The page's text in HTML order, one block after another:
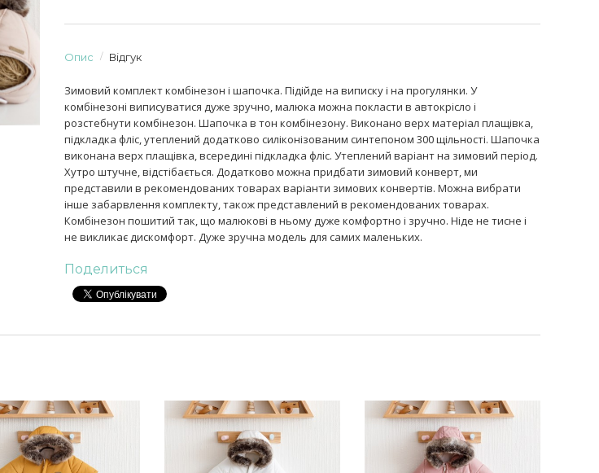
Опис Відгук
Зимовий комплект комбінезон і шапочка. Підійде на виписку і на прогулянки. У
комбінезоні виписуватися дуже зручно, малюка можна покласти в автокрісло і
розстебнути комбінезон. Шапочка в тон комбінезону. Виконано верх матеріал плащівка,
підкладка фліс, утеплений додатково силіконізованим синтепоном 300 щільності. Шапочка
виконана верх плащівка, всередині підкладка фліс. Утеплений варіант на зимовий період.
Хутро штучне, відстібається. Додатково можна придбати зимовий конверт, ми
представили в рекомендованих товарах варіанти зимових конвертів. Можна вибрати
інше забарвлення комплекту, також представлений в рекомендованих товарах.
Комбінезон пошитий так, що малюкові в ньому дуже комфортно і зручно. Ніде не тисне і
не викликає дискомфорт. Дуже зручна модель для самих маленьких.
Поделиться